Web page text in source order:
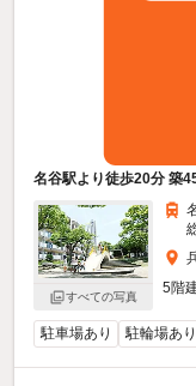
名谷駅より徒歩20分 築
すべての写真
5階
駐車場あり 駐輪場あり